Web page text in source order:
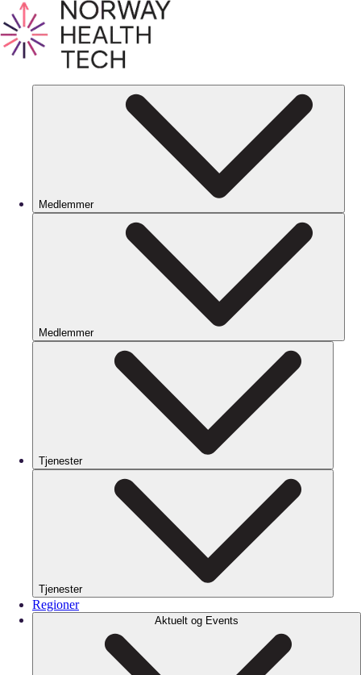
Medlemmer
Medlemmer
Tjenester
Tjenester
Regioner
Aktuelt og Events